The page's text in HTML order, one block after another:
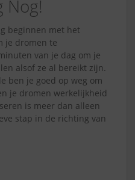
Nog!
beginnen met het
je dromen te
van je dag om je
alsof ze al bereikt zijn.
ben je goed op weg om
je dromen werkelijkheid
is meer dan alleen
stap in de richting van